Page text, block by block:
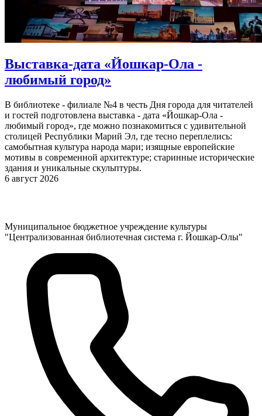
Выставка-дата «Йошкар-Ола -
любимый город»
В библиотеке - филиале №4 в честь Дня города для читателей
и гостей подготовлена выставка - дата «Йошкар-Ола -
любимый город», где можно познакомиться с удивительной
столицей Республики Марий Эл, где тесно переплелись:
самобытная культура народа мари; изящные европейские
мотивы в современной архитектуре; старинные исторические
здания и уникальные скульптуры.
6 август 2026
Муниципальное бюджетное учреждение культуры
"Централизованная библиотечная система г. Йошкар-Олы"